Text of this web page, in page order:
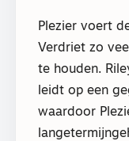
Plezier voert
Verdriet zo
te houden.
leidt op een
waardoor